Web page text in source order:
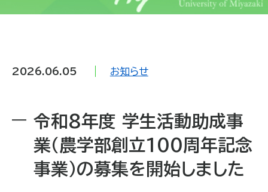
2026.06.05 お知らせ
令和8年度 学生活動助成事
業（農学部創立100周年記念
事業）の募集を開始しました